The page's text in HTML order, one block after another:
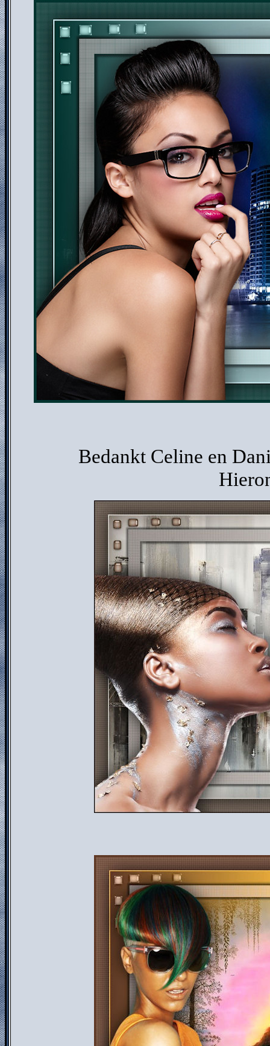
Bedankt Celine en